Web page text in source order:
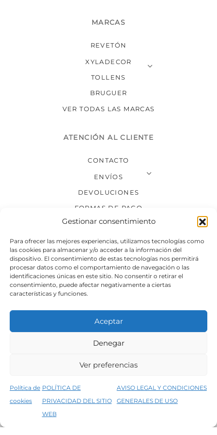
Gestionar consentimiento
Para ofrecer las mejores experiencias, utilizamos tecnologías como
las cookies para almacenar y/o acceder a la información del
dispositivo. El consentimiento de estas tecnologías nos permitirá
procesar datos como el comportamiento de navegación o las
identificaciones únicas en este sitio. No consentir o retirar el
consentimiento, puede afectar negativamente a ciertas
características y funciones.
Aceptar
Denegar
Ver preferencias
Política de
cookies
POLÍTICA DE
PRIVACIDAD DEL SITIO
WEB
AVISO LEGAL Y CONDICIONES
GENERALES DE USO
5% de descuento en tu primera compra, utiliza el código PRIMERACOMPRA
MARCAS
REVETÓN
XYLADECOR
TOLLENS
BRUGUER
VER TODAS LAS MARCAS
ATENCIÓN AL CLIENTE
CONTACTO
ENVÍOS
DEVOLUCIONES
FORMAS DE PAGO
SÍGUENOS
Condiciones generales de venta
Política de privacidad del sitio web
©2026 Decopintur- todos los derechos